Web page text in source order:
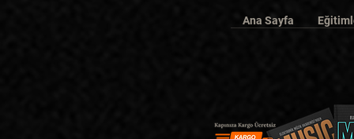
Ana Sayfa